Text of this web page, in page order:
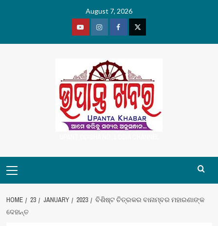
August 7, 2026
YoutubeVimeoFacebookTwitter
Menu
HOME 23 JANUARY 2023
ବିଶିଷ୍ଟ ଚିତ୍ରକର ବାନାମ୍ବର ମହାରଣାଙ୍କ
ଦେହାନ୍ତ